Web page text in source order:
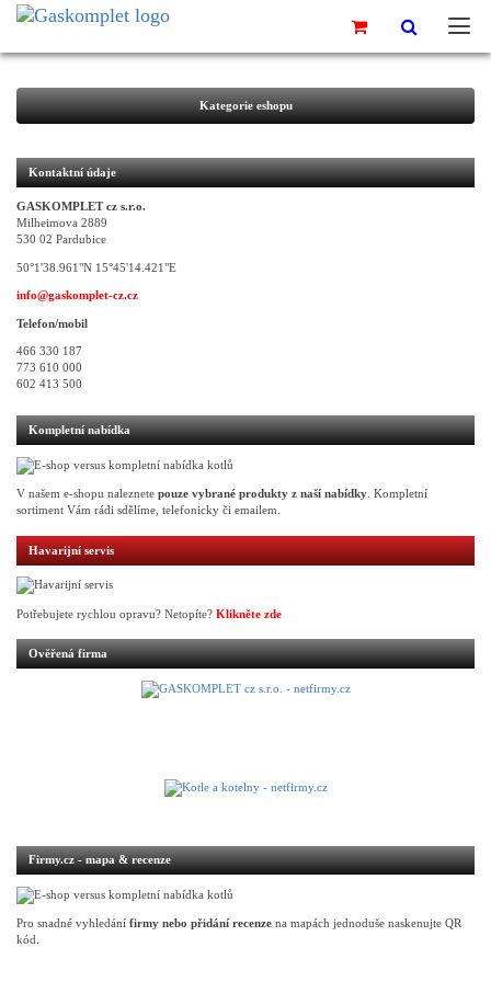
Kategorie eshopu
Kontaktní údaje
GASKOMPLET cz s.r.o.
Milheimova 2889
530 02 Pardubice
50°1'38.961"N 15°45'14.421"E
info@gaskomplet-cz.cz
Telefon/mobil
466 330 187
773 610 000
602 413 500
Kompletní nabídka
V našem e-shopu naleznete pouze vybrané produkty z naší nabídky . Kompletní
sortiment Vám rádi sdělíme, telefonicky či emailem.
Havarijní servis
Potřebujete rychlou opravu? Netopíte? Klikněte zde
Ověřená firma
Firmy.cz - mapa & recenze
Pro snadné vyhledání firmy nebo přidání recenze na mapách jednoduše naskenujte QR
kód.